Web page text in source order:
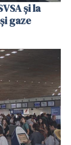
și la
gaze